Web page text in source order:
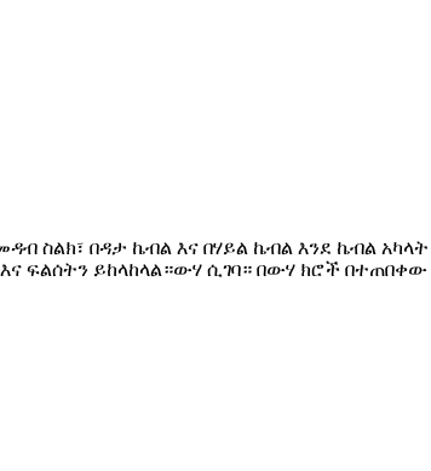
በመዳብ ስልክ፣ በዳታ ኬብል እና በሃይል ኬብል እንደ
ፍልሰትን ይከላከላል።ውሃ ሲገባ። በውሃ ክሮች